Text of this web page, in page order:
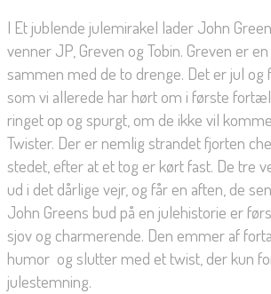
I Et jublende julemirakel lader John
venner JP, Greven og Tobin. Greven er
sammen med de to drenge. Det er jul og
som vi allerede har hørt om i første
ringet op og spurgt, om de ikke vil
Twister. Der er nemlig strandet fjorten
stedet, efter at et tog er kørt fast. De tre
ud i det dårlige vejr, og får en aften, de
John Greens bud på en julehistorie er
sjov og charmerende. Den emmer af
humor  og slutter med et twist, der kun
julestemning.